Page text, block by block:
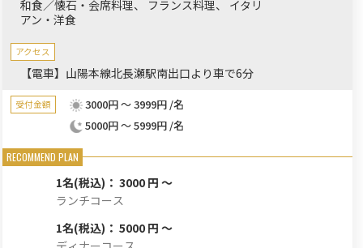
和食／懐石・会席料理
フランス料理
イタリ
アン・洋食
アクセス
【電車】山陽本線北長瀬駅南出口より車で6分
受付金額
3000円 ～ 3999円 /名
5000円 ～ 5999円 /名
1名(税込)： 3000 円 ～
ランチコース
1名(税込)： 5000 円 ～